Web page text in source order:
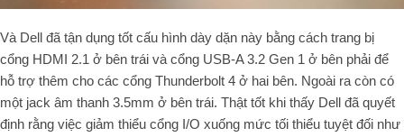
Và Dell đã tận dụng tốt cấu hình dày dặn này bằng cách trang bị
cổng HDMI 2.1 ở bên trái và cổng USB-A 3.2 Gen 1 ở bên phải để
hỗ trợ thêm cho các cổng Thunderbolt 4 ở hai bên. Ngoài ra còn có
một jack âm thanh 3.5mm ở bên trái. Thật tốt khi thấy Dell đã quyết
định rằng việc giảm thiểu cổng I/O xuống mức tối thiểu tuyệt đối như